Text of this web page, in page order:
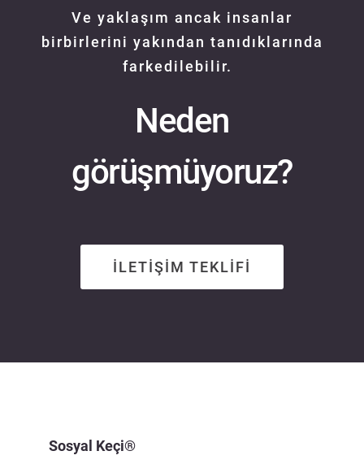
Ve yaklaşım ancak insanlar
birbirlerini yakından tanıdıklarında
farkedilebilir.
Neden
görüşmüyoruz?
İLETİŞİM TEKLİFİ
Sosyal Keçi®